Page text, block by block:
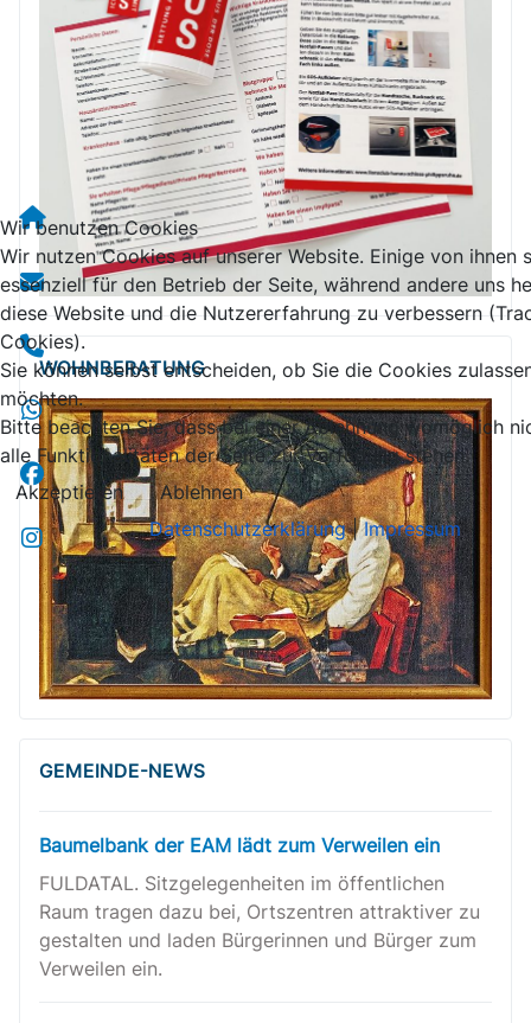
WOHNBERATUNG
GEMEINDE-NEWS
Baumelbank der EAM lädt zum Verweilen ein
FULDATAL. Sitzgelegenheiten im öffentlichen
Raum tragen dazu bei, Ortszentren attraktiver zu
gestalten und laden Bürgerinnen und Bürger zum
Verweilen ein.
Wir benutzen Cookies
Wir nutzen Cookies auf unserer Website. Einige von ihnen
essenziell für den Betrieb der Seite, während andere uns
diese Website und die Nutzererfahrung zu verbessern
Cookies).
Sie können selbst entscheiden, ob Sie die Cookies
möchten.
Bitte beachten Sie, dass bei einer Ablehnung womöglich
alle Funktionalitäten der Seite zur Verfügung stehen.
Akzeptieren
Ablehnen
Datenschutzerklärung|Impressum